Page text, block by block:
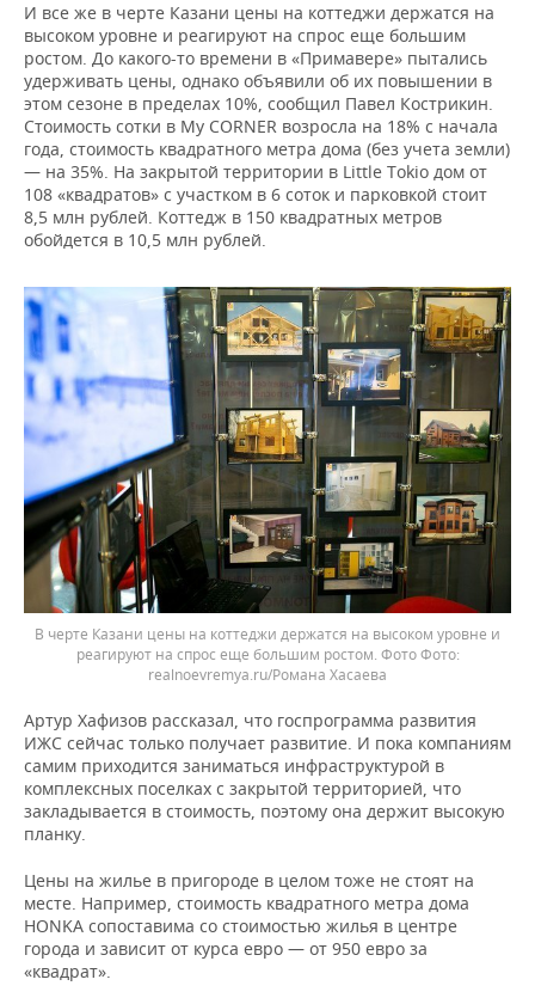
И все же в черте Казани цены на коттеджи держатся на
высоком уровне и реагируют на спрос еще большим
ростом. До какого-то времени в «Примавере» пытались
удерживать цены, однако объявили об их повышении в
этом сезоне в пределах 10%, сообщил Павел Кострикин.
Стоимость сотки в My CORNER возросла на 18% с начала
года, стоимость квадратного метра дома (без учета земли)
— на 35%. На закрытой территории в Little Tokio дом от
108 «квадратов» с участком в 6 соток и парковкой стоит
8,5 млн рублей. Коттедж в 150 квадратных метров
обойдется в 10,5 млн рублей.
В черте Казани цены на коттеджи держатся на высоком уровне и
реагируют на спрос еще большим ростом. Фото
realnoevremya.ru/Романа Хасаева
Артур Хафизов рассказал, что госпрограмма развития
ИЖС сейчас только получает развитие. И пока компаниям
самим приходится заниматься инфраструктурой в
комплексных поселках с закрытой территорией, что
закладывается в стоимость, поэтому она держит высокую
планку.
Цены на жилье в пригороде в целом тоже не стоят на
месте. Например, стоимость квадратного метра дома
HONKA сопоставима со стоимостью жилья в центре
города и зависит от курса евро — от 950 евро за
«квадрат».